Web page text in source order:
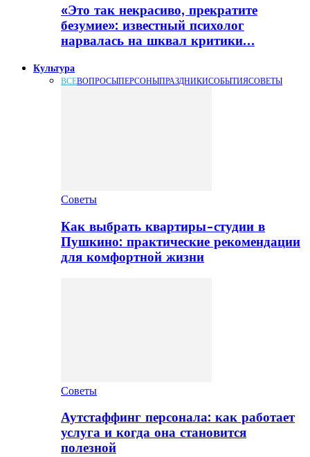
«Это так некрасиво, прекратите
безумие»: известный психолог
нарвалась на шквал критики…
Культура
ВСЕВОПРОСЫПЕРСОНЫПРАЗДНИКИСОБЫТИЯСОВЕТЫ
Советы
Как выбрать квартиры-студии в
Пушкино: практические рекомендации
для комфортной жизни
Советы
Аутстаффинг персонала: как работает
услуга и когда она становится
полезной